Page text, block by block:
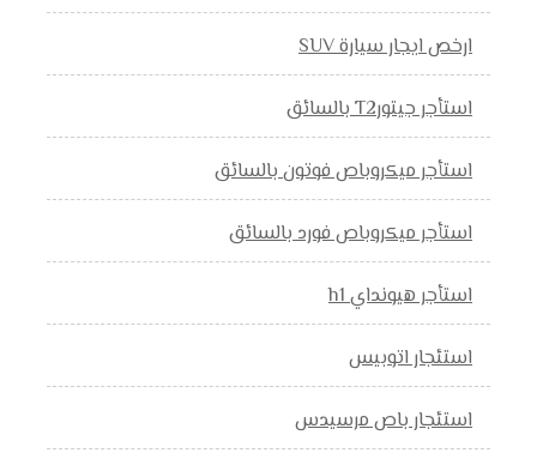
ارخص ايجار سيارة SUV
استأجر جيتورT2 بالسائق
استأجر ميكروباص فوتون بالسائق
استأجر ميكروباص فورد بالسائق
استأجر هيونداي h1
استئجار اتوبيس
استئجار باص مرسيدس